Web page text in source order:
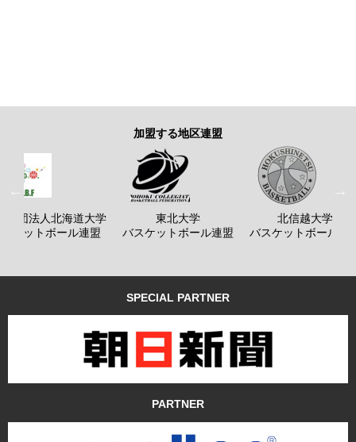
加盟する地区連盟
社団法人北海道大学
ケットボール連盟
東北大学
バスケットボール連盟
北信越大学
バスケットボール連
SPECIAL PARTNER
PARTNER